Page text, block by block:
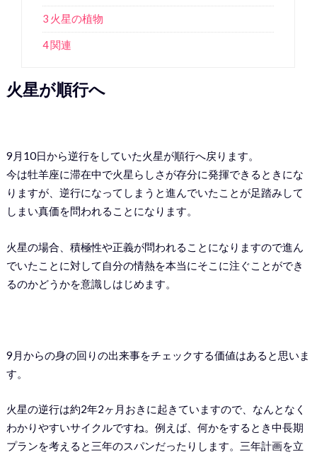
3 火星の植物
4 関連
火星が順行へ
9月10日から逆行をしていた火星が順行へ戻ります。
今は牡羊座に滞在中で火星らしさが存分に発揮できるときにな
りますが、逆行になってしまうと進んでいたことが足踏みして
しまい真価を問われることになります。
火星の場合、積極性や正義が問われることになりますので進ん
でいたことに対して自分の情熱を本当にそこに注ぐことができ
るのかどうかを意識しはじめます。
9月からの身の回りの出来事をチェックする価値はあると思いま
す。
火星の逆行は約2年2ヶ月おきに起きていますので、なんとなく
わかりやすいサイクルですね。例えば、何かをするとき中長期
プランを考えると三年のスパンだったりします。三年計画を立